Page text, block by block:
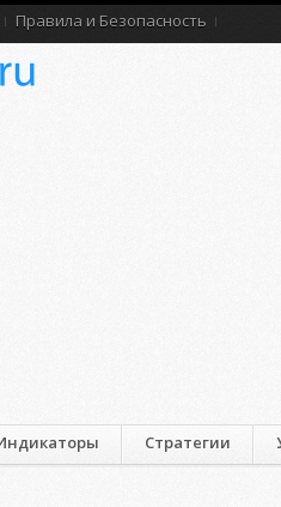
Правила и Безопасность
Стратегии